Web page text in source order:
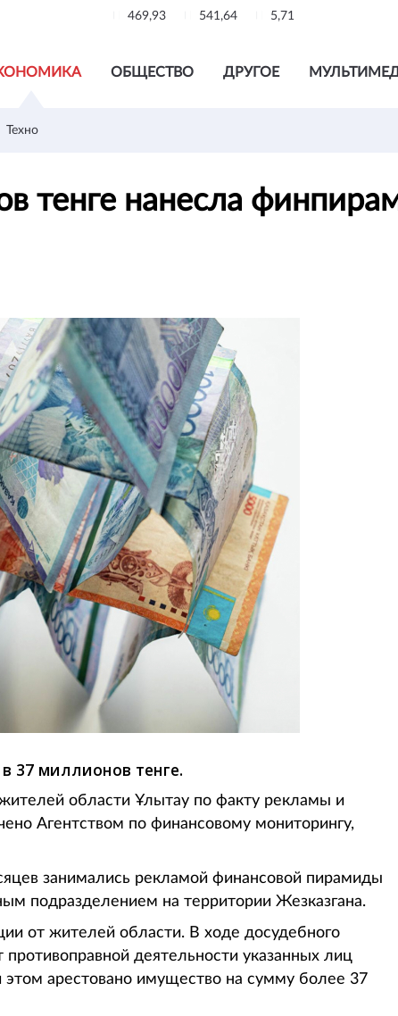
469,93 541,64 5,71
ОБЩЕСТВО ДРУГОЕ
Техно
тенге нанесла
37 миллионов тенге.
области Ұлытау по факту рекламы и
Агентством по финансовому мониторингу,
занимались рекламой финансовой пирамиды
подразделением на территории Жезказгана.
от жителей области. В ходе досудебного
деятельности указанных лиц
арестовано имущество на сумму более 37